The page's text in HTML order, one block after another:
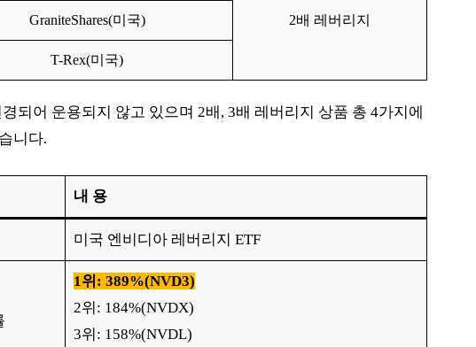
2배 레버리지
GraniteShares(미국)
T-Rex(미국)
되어 운용되지 않고 있으며 2배, 3배 레버리지 상품 총 4가지에
니다.
내 용
미국 엔비디아 레버리지 ETF
1위: 389%(NVD3)
2위: 184%(NVDX)
3위: 158%(NVDL)